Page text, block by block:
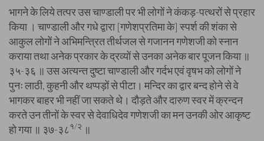
भागने के लिये तत्पर उस चाण्डाली पर भी लोगों ने कंकड़-पत्थरों से प्रहार
किया । चाण्डाली और गधे द्वारा [गणेशप्रतिमा के] स्पर्श की शंका से
आकुल लोगों ने अभिमन्त्रित तीर्थजल से गजानन गणेशजी को स्नान
कराया तथा अनेक प्रकार के द्रव्यों से उनका अनेक बार पूजन किया ॥
३५-३६ ॥ उस अत्यन्त दुष्टा चाण्डाली और गर्दभ एवं वृषभ को लोगों ने
पुनः लाठी, कुहनी और थप्पड़ों से पीटा। मन्दिर का द्वार बन्द होने से वे
भागकर बाहर भी नहीं जा सकते थे। दौड़ते और दारुण स्वर में क्रन्दन
करते उन तीनों के स्वर से देवाधिदेव गणेशजी का मन उनकी ओर आकृष्ट
हो गया ॥ ३७-३८१/२ ॥